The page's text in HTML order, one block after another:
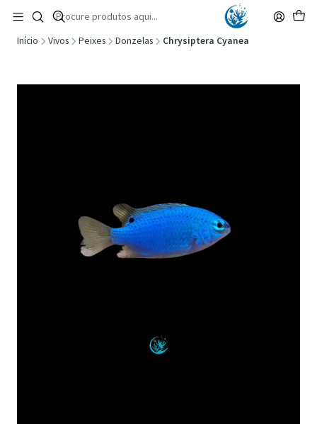
🚚 Portugal Continental: Portes Grátis desde 149,90€ (Envio extresso: 14,90€)
Ler mais
Início Vivos Peixes Donzelas Chrysiptera Cyanea